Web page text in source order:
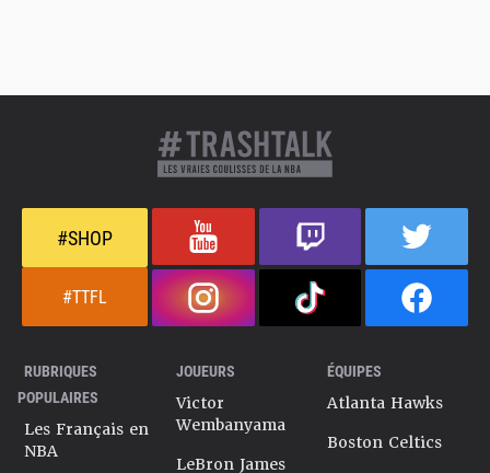
#SHOP
#TTFL
RUBRIQUES
POPULAIRES
Les Français en
NBA
JOUEURS
Victor
Wembanyama
LeBron James
ÉQUIPES
Atlanta Hawks
Boston Celtics